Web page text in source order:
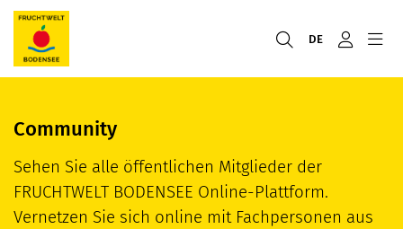
DE
Community
Sehen Sie alle öffentlichen Mitglieder der
FRUCHTWELT BODENSEE Online-Plattform.
Vernetzen Sie sich online mit Fachpersonen aus